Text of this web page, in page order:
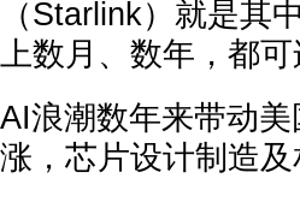
（Starlink）就是其
上数月、数年，都可
AI浪潮数年来带动
涨，芯片设计制造